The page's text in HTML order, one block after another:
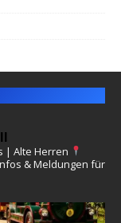
| Alte Herren
& Meldungen für